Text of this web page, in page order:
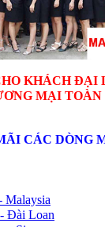
KHÁCH ĐẠI
MẠI TOÀN
CÁC DÒNG
Malaysia
Đài Loan